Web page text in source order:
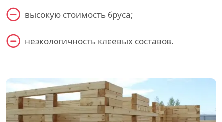
высокую стоимость бруса;
неэкологичность клеевых составов.